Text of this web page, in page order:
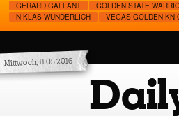
GERARD GALLANT
GOLDEN STATE
NIKLAS WUNDERLICH
VEGAS GOLDEN
Mittwoch, 11.05.2016